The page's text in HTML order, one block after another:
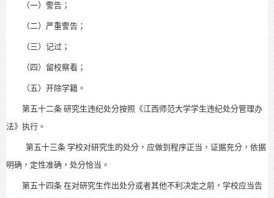
（一）警告；
（二）严重警告；
（三）记过；
（四）留校察看；
（五）开除学籍。
第五十二条 研究生违纪处分按照 《江西师范大学学生违纪处分管理办
法》 执行。
第五十三条 学校对研究生的处分，应做到程序正当，证据充分，依据
明确，定性准确，处分恰当。
第五十四条 在对研究生作出处分或者其他不利决定之前， 学校应当告